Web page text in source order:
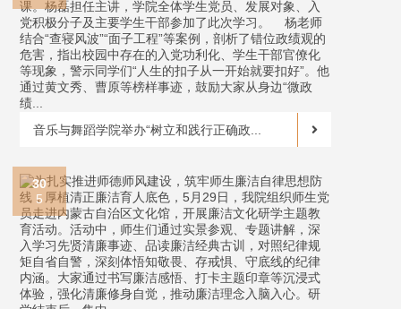
音乐与舞蹈学院举办“树立和践行正确政...
30
5